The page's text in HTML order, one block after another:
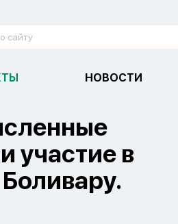
НОВОСТИ
участие в